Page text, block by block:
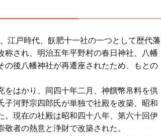
江戸時代、飫肥十一社の一つとして歴代藩
され、明治五年平野村の春日神社、八幡
の後八幡神社が再遷座されたため、もとの
をはかり、同四十年二月、神饌幣帛料を供
河野宗四郎氏が単独で社殿を改築、昭和
。現在の社殿は昭和四十八年、第六十回伊
者の熱意と浄財で改築された。